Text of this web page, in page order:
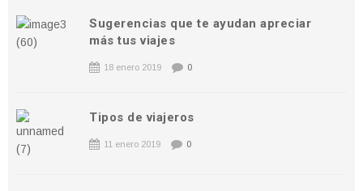
Sugerencias que te ayudan apreciar
más tus viajes
18 enero 2019 0
Tipos de viajeros
11 enero 2019 0